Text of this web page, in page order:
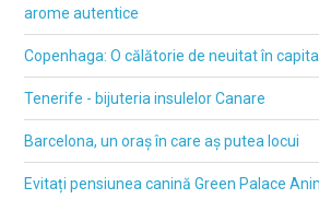
arome autentice
Copenhaga: O călătorie de neuitat în
Tenerife - bijuteria insulelor Canare
Barcelona, un oraș în care aș putea locui
Evitați pensiunea canină Green Palace